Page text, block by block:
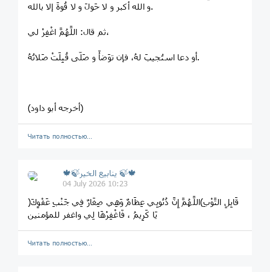
و الله أكبر و لا حَولَ و لا قُوةَ إلا بالله.
ثم قال: اللَّهُمَّ اغْفِرْ لي،
أو دعا استُجيبَ لهُ، فإن توَضأَ و صَلّى قُبِلَتْ صَلاتُهُ.
(أخرجه أبو داود)
Читать полностью…
🍁🍃ينابيع الخير 🍃🍁
04 July 2026 10:23
﴿قَابِلِ التَّوْبِ﴾اللَّهُمَّ إِنَّ ذُنُوبِي عِظَامٌ وَهِي صِغَارٌ فِي جَنْبِ عَفْوِكَ
يَا كَرِيمُ ، فَاغْفِرْهَا لِي واغفر للمؤمنين
Читать полностью…